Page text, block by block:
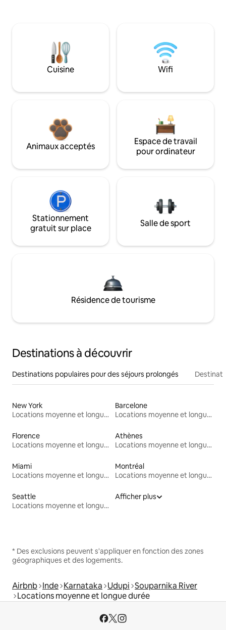
Cuisine Wifi
Animaux acceptés
Espace de travail
pour ordinateur
Stationnement
gratuit sur place
Salle de sport
Résidence de tourisme
Destinations à découvrir
Destinations populaires pour des séjours prolongés
New York
Locations moyenne et longue durée
Barcelone
Locations moyenne et longue durée
Florence
Locations moyenne et longue durée
Athènes
Locations moyenne et longue durée
Miami
Locations moyenne et longue durée
Montréal
Locations moyenne et longue durée
Seattle
Locations moyenne et longue durée
Afficher plus
* Des exclusions peuvent s'appliquer en fonction des zones
géographiques et des logements.
Airbnb Inde Karnataka Udupi Souparnika River
Locations moyenne et longue durée